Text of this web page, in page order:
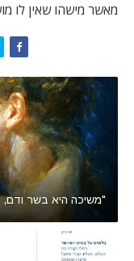
מאשר מישהו שאין לו
"משיכה היא בשר ודם,